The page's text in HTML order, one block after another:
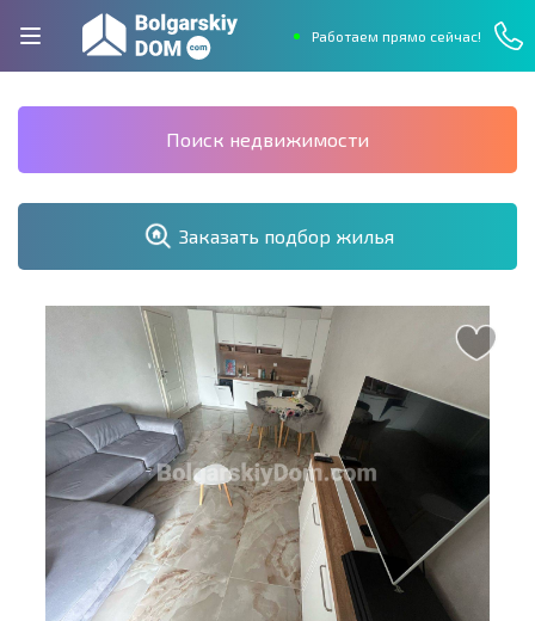
Работаем прямо сейчас!
Поиск недвижимости
Заказать подбор жилья